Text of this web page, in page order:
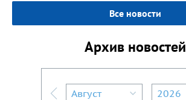
Все новости
Архив новостей
Август 2026
Предыдущий месяц